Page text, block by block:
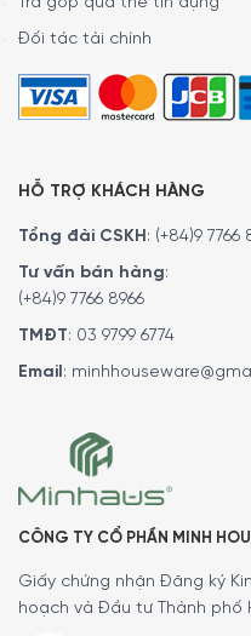
biệt, lót tay còn an toàn
lại sự tiện lợi và vệ sinh
Bộ lót tay silicone
dụng mà còn mang đến
quà tặng.
dễ dàng kết hợp với các
nấu ăn nhà Peugeot, giúp
Đối tác tài chính
HỖ TRỢ KHÁCH HÀNG
Tổng đài CSKH : (+84)9 7766
Tư vấn bán hàng:
(+84)9 7766 8966
TMĐT: 03 9799 6774
Email :
CÔNG TY CỔ PHẦN MINH
Giấy chứng nhận Đăng ký
hoạch và Đầu tư Thành phố